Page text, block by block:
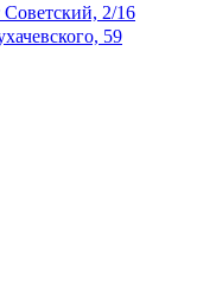
2/16
59